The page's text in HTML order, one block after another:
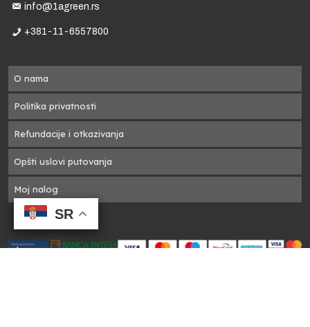
info@1agreen.rs
+381-11-6557800
O nama
Politika privatnosti
Refundacije i otkazivanja
Opšti uslovi putovanja
Moj nalog
SR
SR
SR
SR